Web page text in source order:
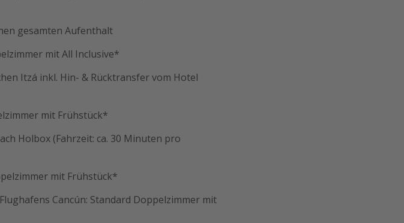
gesamten Aufenthalt
mit All Inclusive*
Itzá inkl. Hin- & Rücktransfer vom Hotel
mit Frühstück*
Holbox (Fahrzeit: ca. 30 Minuten pro
mit Frühstück*
Cancún: Standard Doppelzimmer mit